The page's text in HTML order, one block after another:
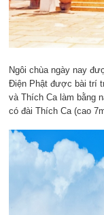
Ngôi chùa ngày nay
Điện Phật được bài trí
và Thích Ca làm bằng
có đài Thích Ca (cao